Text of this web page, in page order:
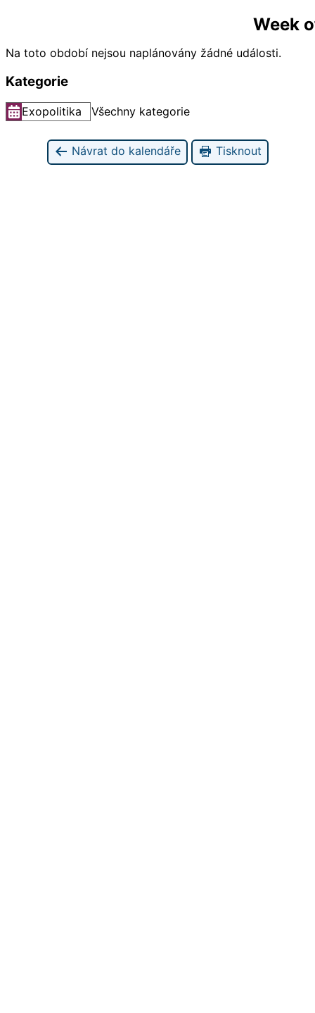
Week
Na toto období nejsou naplánovány žádné události.
Kategorie
Exopolitika Všechny kategorie
Návrat do kalendáře Tisknout